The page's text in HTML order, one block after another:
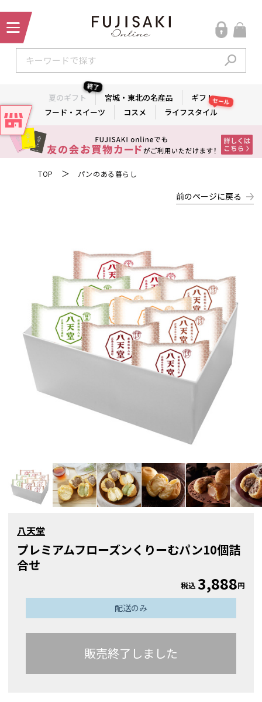
夏のギフト
終了
宮城・東北の名産品
ギフト
フード・スイーツ
コスメ ライフスタイル
セール
TOP ＞ パンのある暮らし
前のページに戻る
八天堂
プレミアムフローズンくりーむパン10個詰
合せ
税込3,888円
配送のみ
販売終了しました